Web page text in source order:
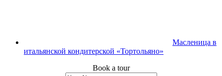
Масленица в
итальянской кондитерской «Тортольяно»
Book a tour